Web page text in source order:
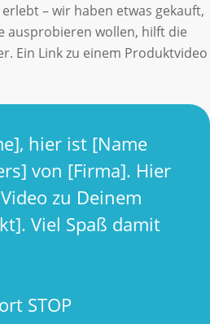
– wir haben etwas gekauft,
ausprobieren wollen, hilft die
Ein Link zu einem Produktvideo
hier ist [Name
von [Firma]. Hier
zu Deinem
Viel Spaß damit
STOP